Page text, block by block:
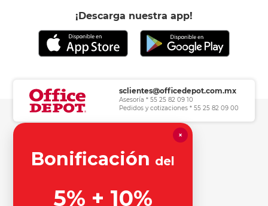
¡Descarga nuestra app!
sclientes@officedepot.com.mx
Asesoría * 55 25 82 09 10
Pedidos y cotizaciones * 55 25 82 09 00
Herramientas de consulta
×
Bonificación del
5% + 10%